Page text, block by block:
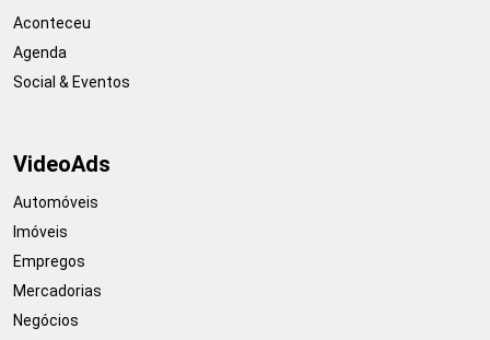
Aconteceu
Agenda
Social & Eventos
VideoAds
Automóveis
Imóveis
Empregos
Mercadorias
Negócios